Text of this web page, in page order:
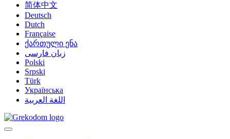
简体中文
Deutsch
Dutch
Française
ქართული ენა
زبان فارسی
Polski
Srpski
Türk
Українська
اللغة العربية